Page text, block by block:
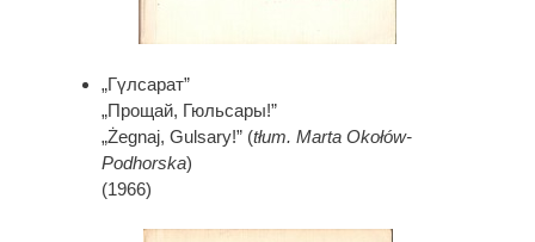
„Гүлсарат”
„Прощай, Гюльсары!”
„Żegnaj, Gulsary!” (tłum. Marta Okołów-
Podhorska)
(1966)